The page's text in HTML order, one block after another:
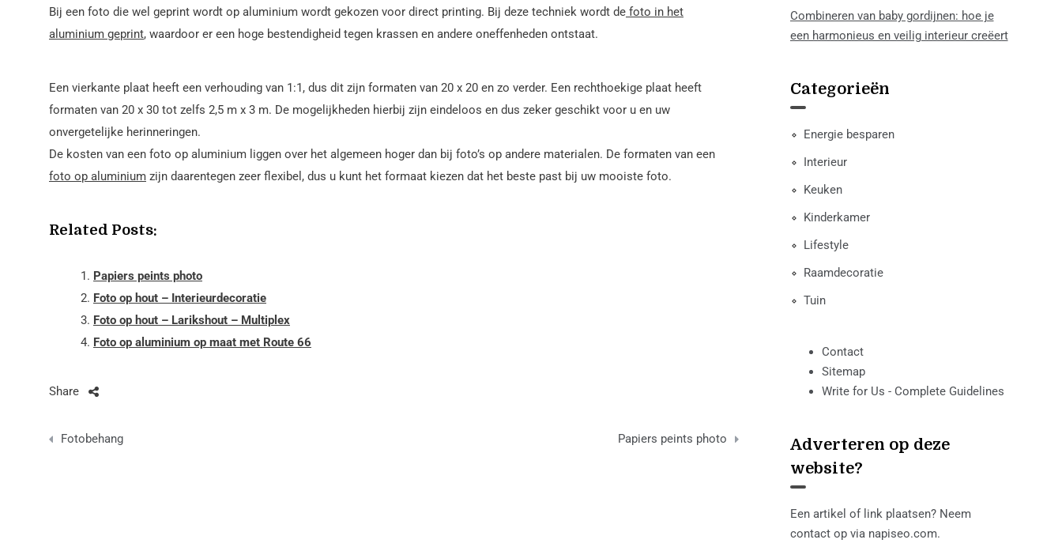
Bij een foto die wel geprint wordt op aluminium wordt gekozen voor direct printing. Bij deze techniek wordt de foto in het
aluminium geprint, waardoor er een hoge bestendigheid tegen krassen en andere oneffenheden ontstaat.
Een vierkante plaat heeft een verhouding van 1:1, dus dit zijn formaten van 20 x 20 en zo verder. Een rechthoekige plaat heeft
formaten van 20 x 30 tot zelfs 2,5 m x 3 m. De mogelijkheden hierbij zijn eindeloos en dus zeker geschikt voor u en uw
onvergetelijke herinneringen.
De kosten van een foto op aluminium liggen over het algemeen hoger dan bij foto’s op andere materialen. De formaten van een
foto op aluminium zijn daarentegen zeer flexibel, dus u kunt het formaat kiezen dat het beste past bij uw mooiste foto.
Related Posts:
Papiers peints photo
Foto op hout – Interieurdecoratie
Foto op hout – Larikshout – Multiplex
Foto op aluminium op maat met Route 66
Share
Berichtnavigatie
Fotobehang Papiers peints photo
Combineren van baby gordijnen: hoe je
een harmonieus en veilig interieur creëert
Categorieën
Energie besparen
Interieur
Keuken
Kinderkamer
Lifestyle
Raamdecoratie
Tuin
Contact
Sitemap
Write for Us - Complete Guidelines
Adverteren op deze
website?
Een artikel of link plaatsen? Neem
contact op via napiseo.com.